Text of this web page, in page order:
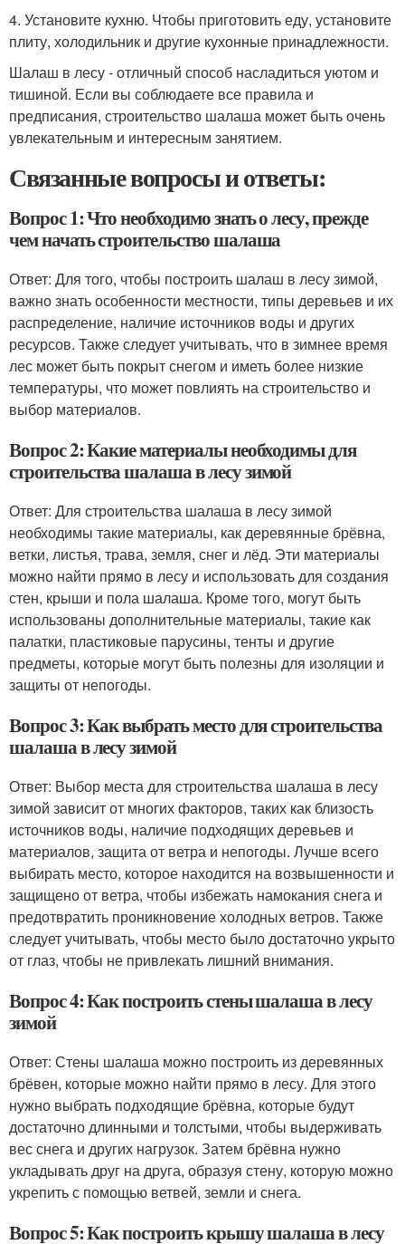
4. Установите кухню. Чтобы приготовить еду, установите
плиту, холодильник и другие кухонные принадлежности.
Шалаш в лесу - отличный способ насладиться уютом и
тишиной. Если вы соблюдаете все правила и
предписания, строительство шалаша может быть очень
увлекательным и интересным занятием.
Связанные вопросы и ответы:
Вопрос 1: Что необходимо знать о лесу, прежде
чем начать строительство шалаша
Ответ: Для того, чтобы построить шалаш в лесу зимой,
важно знать особенности местности, типы деревьев и их
распределение, наличие источников воды и других
ресурсов. Также следует учитывать, что в зимнее время
лес может быть покрыт снегом и иметь более низкие
температуры, что может повлиять на строительство и
выбор материалов.
Вопрос 2: Какие материалы необходимы для
строительства шалаша в лесу зимой
Ответ: Для строительства шалаша в лесу зимой
необходимы такие материалы, как деревянные брёвна,
ветки, листья, трава, земля, снег и лёд. Эти материалы
можно найти прямо в лесу и использовать для создания
стен, крыши и пола шалаша. Кроме того, могут быть
использованы дополнительные материалы, такие как
палатки, пластиковые парусины, тенты и другие
предметы, которые могут быть полезны для изоляции и
защиты от непогоды.
Вопрос 3: Как выбрать место для строительства
шалаша в лесу зимой
Ответ: Выбор места для строительства шалаша в лесу
зимой зависит от многих факторов, таких как близость
источников воды, наличие подходящих деревьев и
материалов, защита от ветра и непогоды. Лучше всего
выбирать место, которое находится на возвышенности и
защищено от ветра, чтобы избежать намокания снега и
предотвратить проникновение холодных ветров. Также
следует учитывать, чтобы место было достаточно укрыто
от глаз, чтобы не привлекать лишний внимания.
Вопрос 4: Как построить стены шалаша в лесу
зимой
Ответ: Стены шалаша можно построить из деревянных
брёвен, которые можно найти прямо в лесу. Для этого
нужно выбрать подходящие брёвна, которые будут
достаточно длинными и толстыми, чтобы выдерживать
вес снега и других нагрузок. Затем брёвна нужно
укладывать друг на друга, образуя стену, которую можно
укрепить с помощью ветвей, земли и снега.
Вопрос 5: Как построить крышу шалаша в лесу